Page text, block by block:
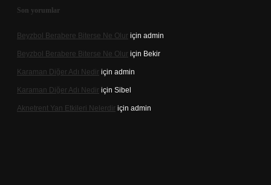
Son yorumlar
Beyzbol Berabere Biterse Ne Olur için admin
Beyzbol Berabere Biterse Ne Olur için Bekir
Karaman Diğer Adı Nedir için admin
Karaman Diğer Adı Nedir için Sibel
Aknetrent Yan Etkileri Nelerdir için admin